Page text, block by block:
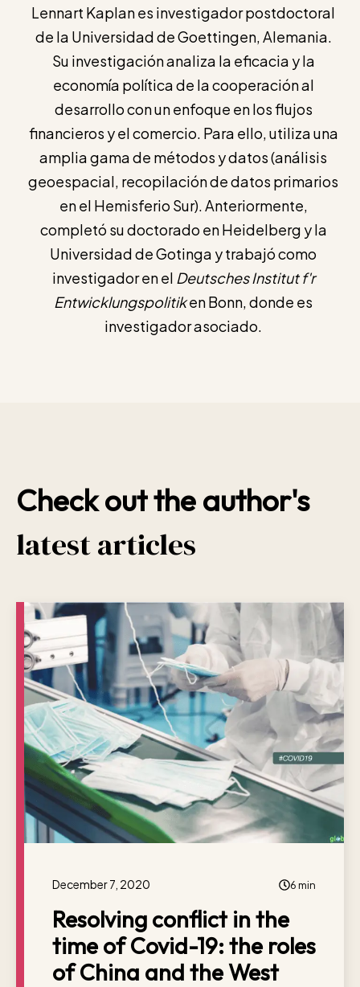
Lennart Kaplan es investigador postdoctoral
de la Universidad de Goettingen, Alemania.
Su investigación analiza la eficacia y la
economía política de la cooperación al
desarrollo con un enfoque en los flujos
financieros y el comercio. Para ello, utiliza una
amplia gama de métodos y datos (análisis
geoespacial, recopilación de datos primarios
en el Hemisferio Sur). Anteriormente,
completó su doctorado en Heidelberg y la
Universidad de Gotinga y trabajó como
investigador en el Deutsches Institut f'r
Entwicklungspolitiken Bonn, donde es
investigador asociado.
Check out the author's
latest articles
December 7, 2020 6 min
Resolving conflict in the
time of Covid-19: the roles
of China and the West